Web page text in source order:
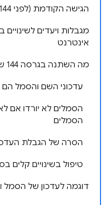
הגישה הקודמת (לפני Chrome 144)
מגבלות ויעדים
אינטרנט
מה השתנה בגרסה 144 של Chrome?
עדכוני השם והסמל הם
הסמלים לא יורדו אם
הסמלים
הסרה של הגבלת
טיפול בשינויים קלים
דוגמה לעדכון של הסמל